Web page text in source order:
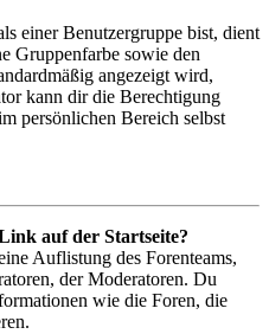
einer Benutzergruppe bist, dient
Gruppenfarbe sowie den
angezeigt wird,
kann dir die Berechtigung
persönlichen Bereich selbst
auf der Startseite?
Auflistung des Forenteams,
der Moderatoren. Du
wie die Foren, die